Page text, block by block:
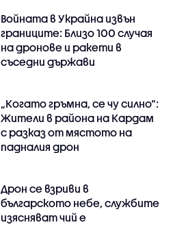
Войната в Украйна извън
границите: Близо 100 случая
на дронове и ракети в
съседни държави
„Когато гръмна, се чу силно“:
Жители в района на Кардам
с разказ от мястото на
падналия дрон
Дрон се взриви в
българското небе, службите
изясняват чий е